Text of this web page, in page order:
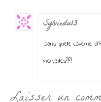
Sylviedu13
Dans quelle caverne
merveilles????